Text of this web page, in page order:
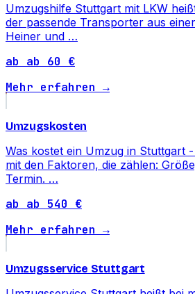
Umzugshilfe Stuttgart mit LKW
der passende Transporter aus
Heiner und …
ab ab 60 €
Mehr erfahren →
Umzugskosten
Was kostet ein Umzug in Stuttgart
mit den Faktoren, die zählen:
Termin. …
ab ab 540 €
Mehr erfahren →
Umzugsservice Stuttgart